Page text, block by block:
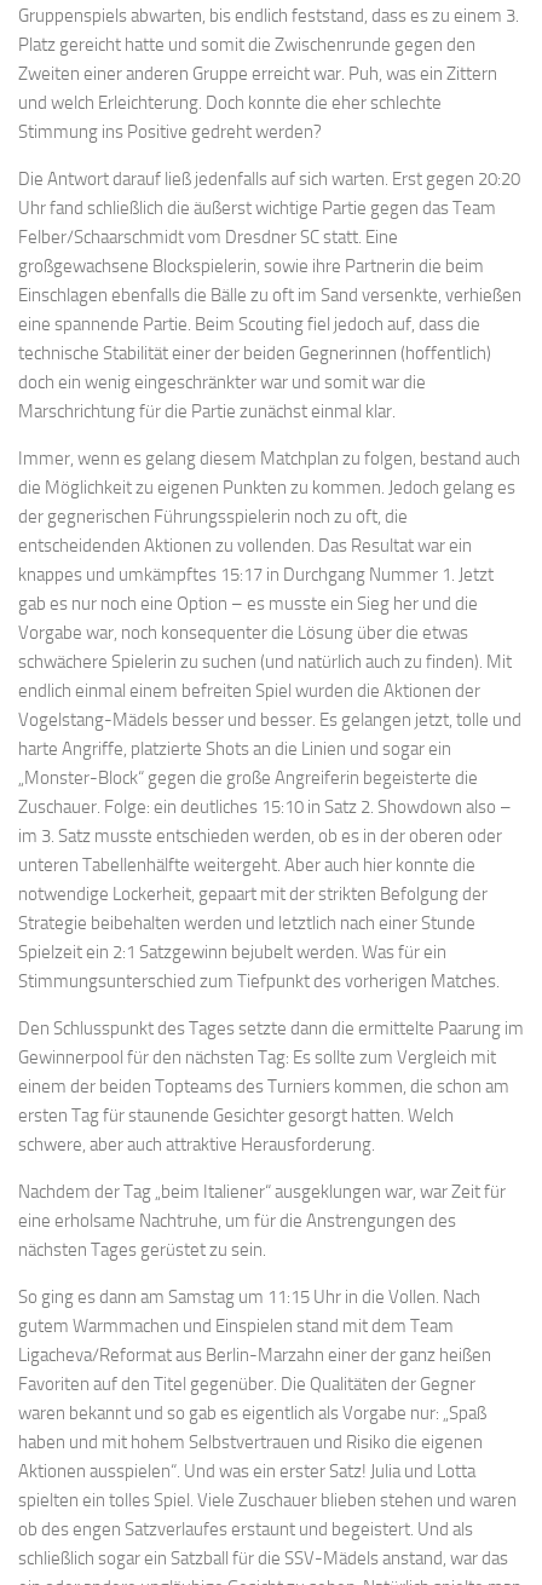
Gruppenspiels abwarten, bis endlich feststand, dass es zu einem 3.
Platz gereicht hatte und somit die Zwischenrunde gegen den
Zweiten einer anderen Gruppe erreicht war. Puh, was ein Zittern
und welch Erleichterung. Doch konnte die eher schlechte
Stimmung ins Positive gedreht werden?
Die Antwort darauf ließ jedenfalls auf sich warten. Erst gegen 20:20
Uhr fand schließlich die äußerst wichtige Partie gegen das Team
Felber/Schaarschmidt vom Dresdner SC statt. Eine
großgewachsene Blockspielerin, sowie ihre Partnerin die beim
Einschlagen ebenfalls die Bälle zu oft im Sand versenkte, verhießen
eine spannende Partie. Beim Scouting fiel jedoch auf, dass die
technische Stabilität einer der beiden Gegnerinnen (hoffentlich)
doch ein wenig eingeschränkter war und somit war die
Marschrichtung für die Partie zunächst einmal klar.
Immer, wenn es gelang diesem Matchplan zu folgen, bestand auch
die Möglichkeit zu eigenen Punkten zu kommen. Jedoch gelang es
der gegnerischen Führungsspielerin noch zu oft, die
entscheidenden Aktionen zu vollenden. Das Resultat war ein
knappes und umkämpftes 15:17 in Durchgang Nummer 1. Jetzt
gab es nur noch eine Option – es musste ein Sieg her und die
Vorgabe war, noch konsequenter die Lösung über die etwas
schwächere Spielerin zu suchen (und natürlich auch zu finden). Mit
endlich einmal einem befreiten Spiel wurden die Aktionen der
Vogelstang-Mädels besser und besser. Es gelangen jetzt, tolle und
harte Angriffe, platzierte Shots an die Linien und sogar ein
„Monster-Block“ gegen die große Angreiferin begeisterte die
Zuschauer. Folge: ein deutliches 15:10 in Satz 2. Showdown also –
im 3. Satz musste entschieden werden, ob es in der oberen oder
unteren Tabellenhälfte weitergeht. Aber auch hier konnte die
notwendige Lockerheit, gepaart mit der strikten Befolgung der
Strategie beibehalten werden und letztlich nach einer Stunde
Spielzeit ein 2:1 Satzgewinn bejubelt werden. Was für ein
Stimmungsunterschied zum Tiefpunkt des vorherigen Matches.
Den Schlusspunkt des Tages setzte dann die ermittelte Paarung im
Gewinnerpool für den nächsten Tag: Es sollte zum Vergleich mit
einem der beiden Topteams des Turniers kommen, die schon am
ersten Tag für staunende Gesichter gesorgt hatten. Welch
schwere, aber auch attraktive Herausforderung.
Nachdem der Tag „beim Italiener“ ausgeklungen war, war Zeit für
eine erholsame Nachtruhe, um für die Anstrengungen des
nächsten Tages gerüstet zu sein.
So ging es dann am Samstag um 11:15 Uhr in die Vollen. Nach
gutem Warmmachen und Einspielen stand mit dem Team
Ligacheva/Reformat aus Berlin-Marzahn einer der ganz heißen
Favoriten auf den Titel gegenüber. Die Qualitäten der Gegner
waren bekannt und so gab es eigentlich als Vorgabe nur: „Spaß
haben und mit hohem Selbstvertrauen und Risiko die eigenen
Aktionen ausspielen“. Und was ein erster Satz! Julia und Lotta
spielten ein tolles Spiel. Viele Zuschauer blieben stehen und waren
ob des engen Satzverlaufes erstaunt und begeistert. Und als
schließlich sogar ein Satzball für die SSV-Mädels anstand, war das